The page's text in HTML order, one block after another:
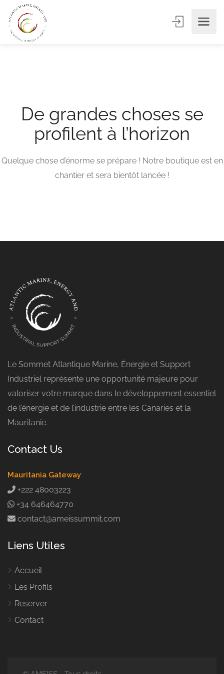
De grandes choses se
profilent à l’horizon
Quelque chose d’énorme se prépare ! Notre boutique est en
chantier et sera bientôt lancée !
Le Sommet Atlantique Marine, Énergie et Support
Industriel représente une opportunité majeure pour
valoriser votre marque dans le développement essentiel
de l’énergie et de l’industrie entre les Canaries et la
Mauritanie.
Contact Us
Mauritania Gateway
+222 48003223
+34 646464770
contact@ameissummit.com
Liens Utiles
Accueil
Les Profils
Reserver
Contact